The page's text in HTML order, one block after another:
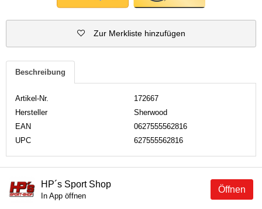
Zur Merkliste hinzufügen
Beschreibung
Artikel-Nr.
172667
Hersteller
Sherwood
EAN
0627555562816
UPC
627555562816
Öffnen
HP´s Sport Shop
In App öffnen